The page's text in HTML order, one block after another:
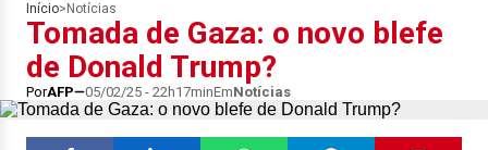
Início> Notícias
Tomada de Gaza: o novo blefe
de Donald Trump?
PorAFP 05/02/25 - 22h17minEmNotícias